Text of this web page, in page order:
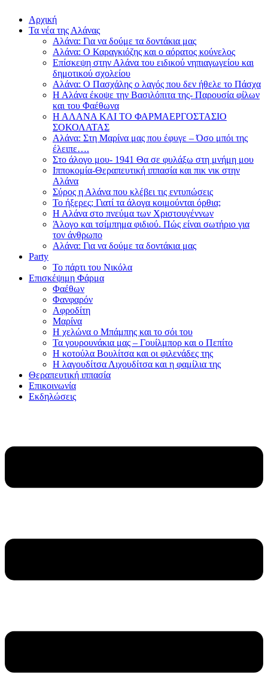
Αρχική
Τα νέα της Αλάνας
Αλάνα: Για να δούμε τα δοντάκια μας
Αλάνα: Ο Καραγκιόζης και ο αόρατος κούνελος
Επίσκεψη στην Αλάνα του ειδικού νηπιαγωγείου και
δημοτικού σχολείου
Αλάνα: Ο Πασχάλης ο λαγός που δεν ήθελε το Πάσχα
Η Αλάνα έκοψε την Βασιλόπιτα της- Παρουσία φίλων
και του Φαέθωνα
Η ΑΛΑΝΑ ΚΑΙ ΤΟ ΦΑΡΜΑΕΡΓΟΣΤΑΣΙΟ
ΣΟΚΟΛΑΤΑΣ
Αλάνα: Στη Μαρίνα μας που έφυγε – Όσο μπόι της
έλειπε….
Στο άλογο μου- 1941 Θα σε φυλάξω στη μνήμη μου
Ιπποκομία-Θεραπευτική ιππασία και πικ νικ στην
Αλάνα
Σύρος η Αλάνα που κλέβει τις εντυπώσεις
Το ήξερες; Γιατί τα άλογα κοιμούνται όρθια;
Η Αλάνα στο πνεύμα των Χριστουγέννων
Άλογο και τσίμπημα φιδιού. Πώς είναι σωτήριο για
τον άνθρωπο
Αλάνα: Για να δούμε τα δοντάκια μας
Party
Το πάρτι του Νικόλα
Επισκέψιμη Φάρμα
Φαέθων
Φανφαρόν
Αφροδίτη
Μαρίνα
Η χελώνα ο Μπάμπης και το σόι του
Τα γουρουνάκια μας – Γουίλμπορ και ο Πεπίτο
Η κοτούλα Βουλίτσα και οι φιλενάδες της
Η λαγουδίτσα Λιχουδίτσα και η φαμίλια της
Θεραπευτική ιππασία
Επικοινωνία
Εκδηλώσεις